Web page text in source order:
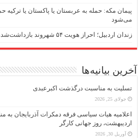
پیمان مکه: حمله به عربستان یا پاکستان یا
می‌شود
زندان اردبیل؛ احراز هویت ۵۴ شهروند بازداشت‌شده در اعتراضات دی‌ماه ۱۴۰۴
آخرین بیانیه‌ها
تسلیت به مناسبت درگذشت اکبرعبدی
جولای 25, 2026
اردیبهشت، روز جهانی کارگر
آوریل 30, 2026